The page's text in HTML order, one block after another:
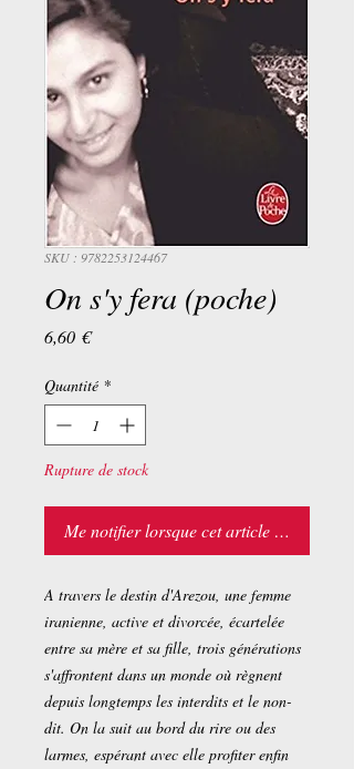
SKU : 9782253124467
On s'y fera (poche)
6,60 €Prix
Quantité *
Rupture de stock
Me notifier lorsque cet article est
A travers le destin d'Arezou, une femme
iranienne, active et divorcée, écartelée
entre sa mère et sa fille, trois générations
s'affrontent dans un monde où règnent
depuis longtemps les interdits et le non-
dit. On la suit au bord du rire ou des
larmes, espérant avec elle profiter enfin